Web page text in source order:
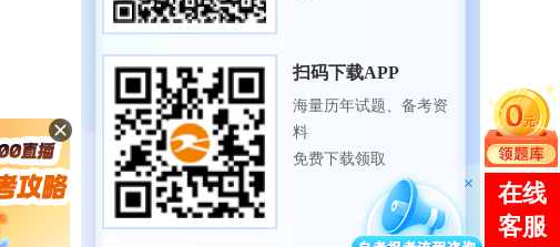
扫码下载APP
海量历年试题、备考资
料
免费下载领取